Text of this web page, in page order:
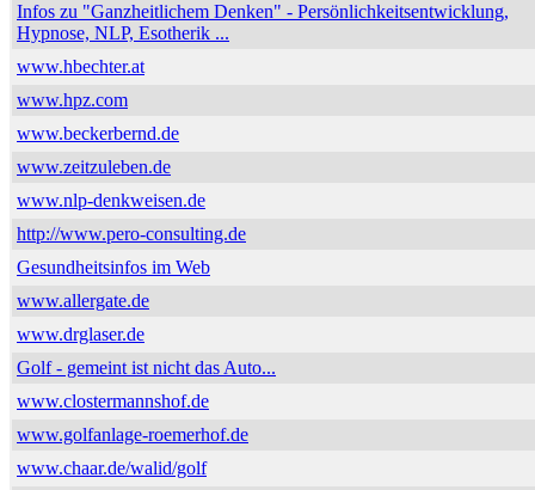
Infos zu "Ganzheitlichem Denken" - Persönlichkeitsentwicklung,
Hypnose, NLP, Esotherik ...
www.hbechter.at
www.hpz.com
www.beckerbernd.de
www.zeitzuleben.de
www.nlp-denkweisen.de
http://www.pero-consulting.de
Gesundheitsinfos im Web
www.allergate.de
www.drglaser.de
Golf - gemeint ist nicht das Auto...
www.clostermannshof.de
www.golfanlage-roemerhof.de
www.chaar.de/walid/golf